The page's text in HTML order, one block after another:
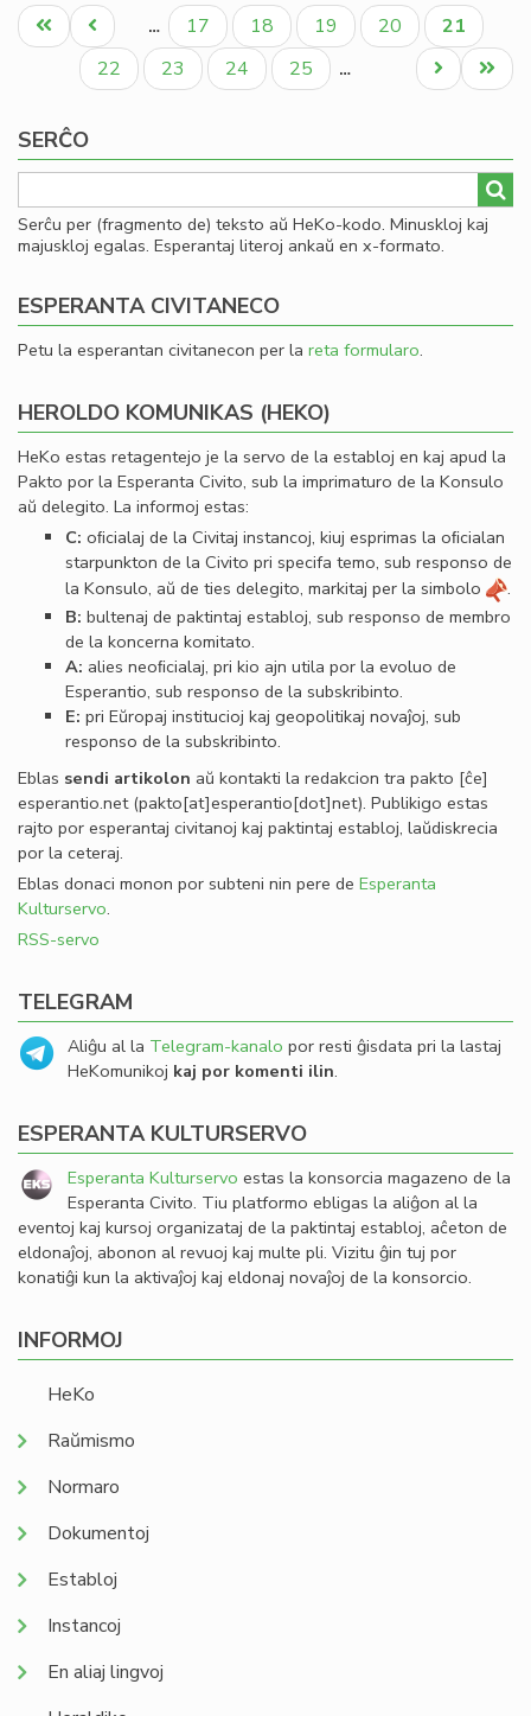
en
Pagination
Unua
paĝo
Antaŭa
paĝo
… Paĝo
17 Paĝo
18 Paĝo
19 Paĝo
20
Aktuala
paĝo
21
Paĝo
22 Paĝo
23 Paĝo
24 Paĝo
25 …
Last
page
Next
page
SERĈO
Serĉu per (fragmento de) teksto aŭ HeKo-kodo. Minuskloj kaj
majuskloj egalas. Esperantaj literoj ankaŭ en x-formato.
ESPERANTA CIVITANECO
Petu la esperantan civitanecon per la reta formularo.
HEROLDO KOMUNIKAS (HEKO)
HeKo estas retagentejo je la servo de la establoj en kaj apud la
Pakto por la Esperanta Civito, sub la imprimaturo de la Konsulo
aŭ delegito. La informoj estas:
C: oﬁcialaj de la Civitaj instancoj, kiuj esprimas la oﬁcialan
starpunkton de la Civito pri specifa temo, sub responso de
la Konsulo, aŭ de ties delegito, markitaj per la simbolo
.
B: bultenaj de paktintaj establoj, sub responso de membro
de la koncerna komitato.
A: alies neoﬁcialaj, pri kio ajn utila por la evoluo de
Esperantio, sub responso de la subskribinto.
E: pri Eŭropaj institucioj kaj geopolitikaj novaĵoj, sub
responso de la subskribinto.
Eblas sendi artikolon aŭ kontakti la redakcion tra pakto [ĉe]
esperantio.net(pakto[at]esperantio[dot]net). Publikigo estas
rajto por esperantaj civitanoj kaj paktintaj establoj, laŭdiskrecia
por la ceteraj.
Eblas donaci monon por subteni nin pere de Esperanta
Kulturservo.
RSS-servo
TELEGRAM
Aliĝu al la Telegram-kanalo por resti ĝisdata pri la lastaj
HeKomunikoj kaj por komenti ilin.
ESPERANTA KULTURSERVO
Esperanta Kulturservo estas la konsorcia magazeno de la
Esperanta Civito. Tiu platformo ebligas la aliĝon al la
eventoj kaj kursoj organizataj de la paktintaj establoj, aĉeton de
eldonaĵoj, abonon al revuoj kaj multe pli. Vizitu ĝin tuj por
konatiĝi kun la aktivaĵoj kaj eldonaj novaĵoj de la konsorcio.
INFORMOJ
HeKo
Raŭmismo
Normaro
Dokumentoj
Establoj
Instancoj
En aliaj lingvoj